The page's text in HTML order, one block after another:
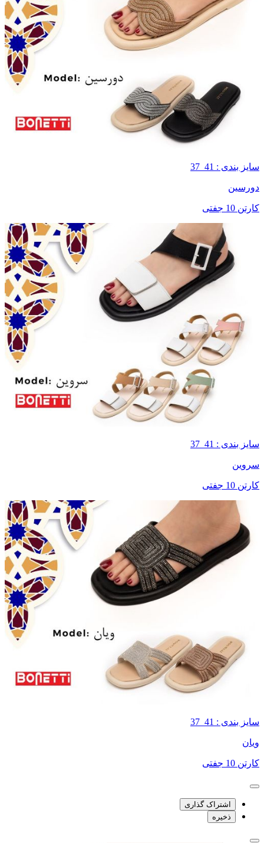
سایز بندی : 41_37
دورسین
کارتن 10 جفتی
سایز بندی : 41_37
سروین
کارتن 10 جفتی
سایز بندی : 41_37
ویان
کارتن 10 جفتی
اشتراک گذاری
ذخیره